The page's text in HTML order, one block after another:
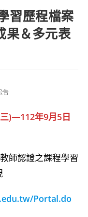
習歷程檔案
果＆多元表
告
)—112年9月5日
師認證之課程學習
Portal.do